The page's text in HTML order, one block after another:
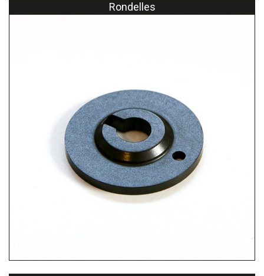
Rondelles